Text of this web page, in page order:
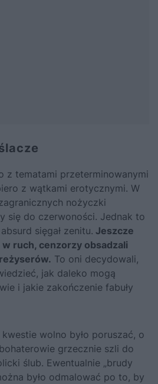
z tematami przeterminowanymi
z wątkami erotycznymi. W
nożyczki
się do czerwoności. Jednak to
sięgał zenitu. Jeszcze
w ruch, cenzorzy obsadzali
To oni decydowali,
jak daleko mogą
i jakie zakończenie fabuły
wolno było poruszać, o
grzecznie szli do
ślub. Ewentualnie „brudy
było odmalować po to, by